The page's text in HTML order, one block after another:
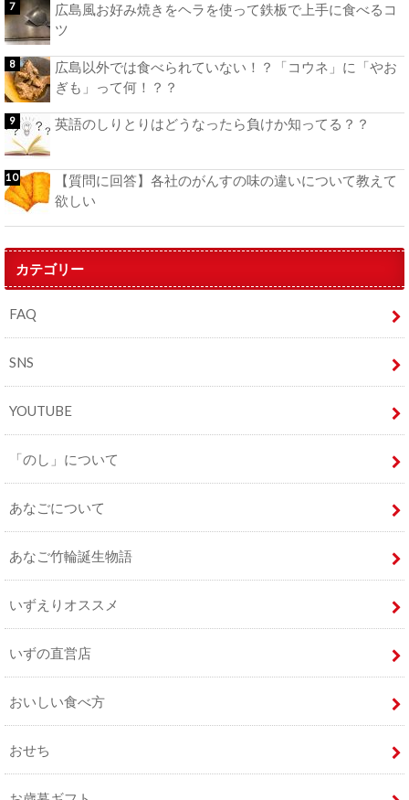
広島風お好み焼きをヘラを使って鉄板で上手に食べるコ
ツ
広島以外では食べられていない！？「コウネ」に「やお
ぎも」って何！？？
英語のしりとりはどうなったら負けか知ってる？？
【質問に回答】各社のがんすの味の違いについて教えて
欲しい
カテゴリー
FAQ
SNS
YOUTUBE
「のし」について
あなごについて
あなご竹輪誕生物語
いずえりオススメ
いずの直営店
おいしい食べ方
おせち